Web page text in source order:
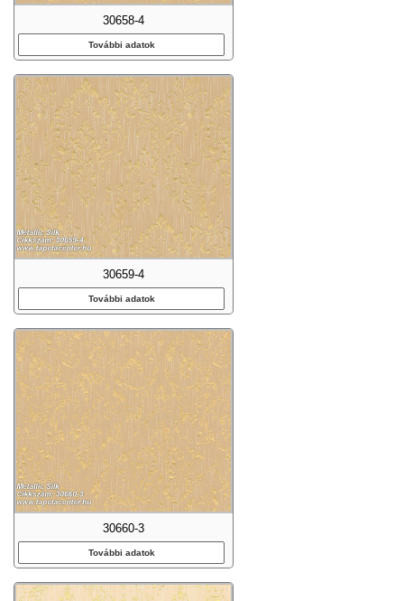
30658-4
További adatok
30659-4
További adatok
30660-3
További adatok